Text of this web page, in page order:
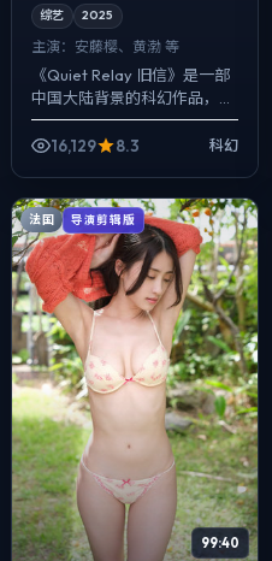
综艺 2025
主演： 安藤樱、黄渤 等
《Quiet Relay 旧信》是一部
中国大陆背景的科幻作品，
2025年公映，由李安执导，
安藤樱、黄渤、咏梅等主演。
16,129 8.3 科幻
法国 导演剪辑版
99:40